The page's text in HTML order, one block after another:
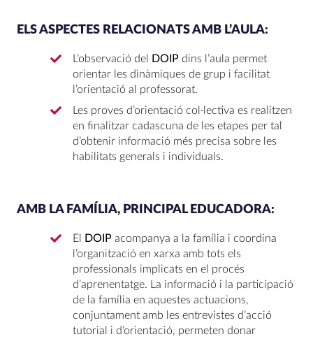
ELS ASPECTES RELACIONATS AMB L’AULA:
L’observació del DOIP dins l’aula permet
orientar les dinàmiques de grup i facilitat
l’orientació al professorat.
Les proves d’orientació col·lectiva es realitzen
en finalitzar cadascuna de les etapes per tal
d’obtenir informació més precisa sobre les
habilitats generals i individuals.
AMB LA FAMÍLIA, PRINCIPAL EDUCADORA:
El DOIP acompanya a la família i coordina
l’organització en xarxa amb tots els
professionals implicats en el procés
d’aprenentatge. La informació i la participació
de la família en aquestes actuacions,
conjuntament amb les entrevistes d’acció
tutorial i d’orientació, permeten donar